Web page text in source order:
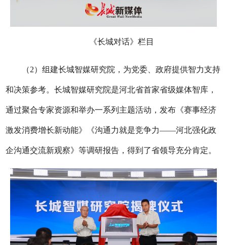
《长城对话》栏目
（2）组建长城智媒研究院，为党委、政府提供智力支持
和决策参考。长城智媒研究院是河北省首家省级媒体智库，
通过聚合专家资源和举办一系列主题活动，发布《赛事经济
激发消费增长新动能》《沟通力就是竞争力——河北强化政
企沟通交流新观察》等调研报告，得到了省领导充分肯定。